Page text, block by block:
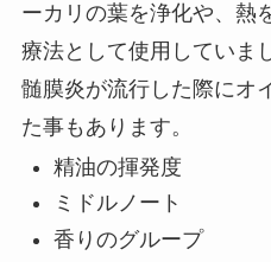
ーカリの葉を浄化や、熱
療法として使用していま
髄膜炎が流行した際にオ
た事もあります。
精油の揮発度
ミドルノート
香りのグループ